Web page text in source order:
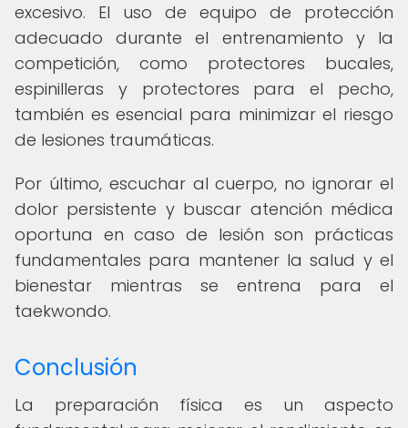
excesivo. El uso de equipo de protección
adecuado durante el entrenamiento y la
competición, como protectores bucales,
espinilleras y protectores para el pecho,
también es esencial para minimizar el riesgo
de lesiones traumáticas.
Por último, escuchar al cuerpo, no ignorar el
dolor persistente y buscar atención médica
oportuna en caso de lesión son prácticas
fundamentales para mantener la salud y el
bienestar mientras se entrena para el
taekwondo.
Conclusión
La preparación física es un aspecto